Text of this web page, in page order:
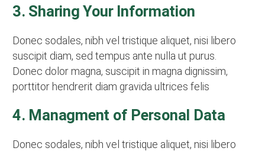
3. Sharing Your Information
Donec sodales, nibh vel tristique aliquet, nisi libero
suscipit diam, sed tempus ante nulla ut purus.
Donec dolor magna, suscipit in magna dignissim,
porttitor hendrerit diam gravida ultrices felis
4. Managment of Personal Data
Donec sodales, nibh vel tristique aliquet, nisi libero